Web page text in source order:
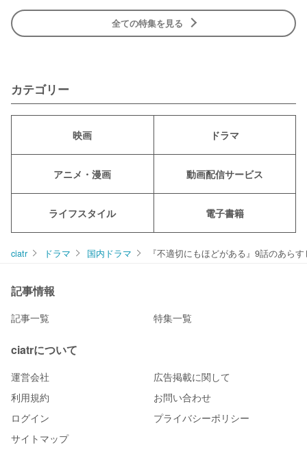
全ての特集を見る
カテゴリー
映画 ドラマ
アニメ・漫画 動画配信サービス
ライフスタイル 電子書籍
ciatr ドラマ 国内ドラマ 『不適切にもほどがある』9話のあら
記事情報
記事一覧 特集一覧
ciatrについて
運営会社
広告掲載に関して
利用規約
お問い合わせ
ログイン
プライバシーポリシー
サイトマップ